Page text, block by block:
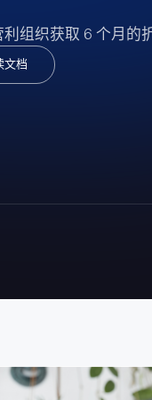
组织获取 6 个月的
文档